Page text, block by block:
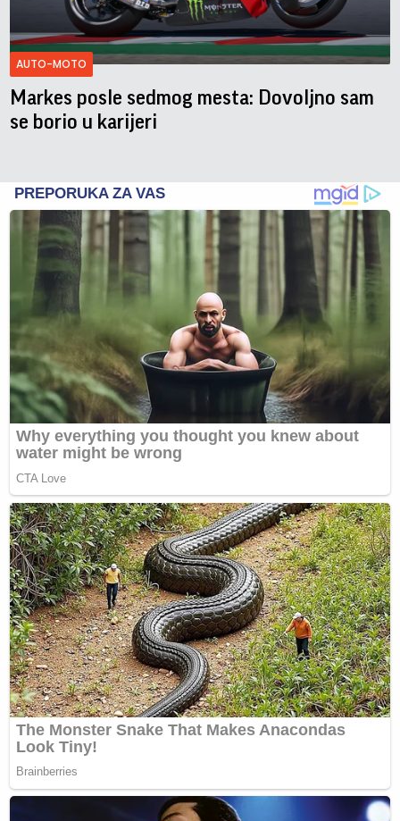
AUTO-MOTO
Markes posle sedmog mesta: Dovoljno sam
se borio u karijeri